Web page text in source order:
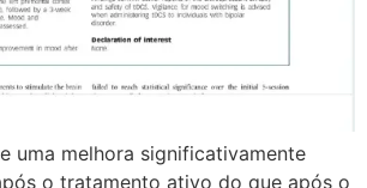
uma melhora significativamente
o tratamento ativo do que após o